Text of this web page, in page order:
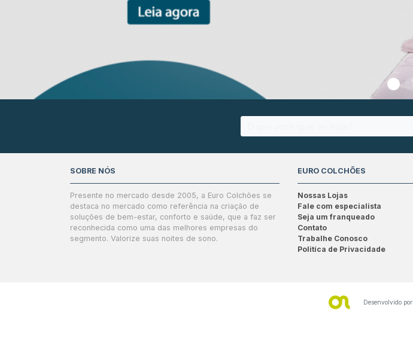
SOBRE NÓS
Presente no mercado desde 2005, a Euro Colchões se
destaca no mercado como referência na criação de
soluções de bem-estar, conforto e saúde, que a faz ser
reconhecida como uma das melhores empresas do
segmento. Valorize suas noites de sono.
EURO COLCHÕES
Nossas Lojas
Fale com especialista
Seja um franqueado
Contato
Trabalhe Conosco
Politíca de Privacidade
Desenvolvido por